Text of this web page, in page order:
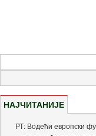
НАЈЧИТАНИЈЕ
РТ: Водећи европски